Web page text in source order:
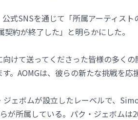
式SNSを通じて「所属アーティスト
約が終了した」と明らかにした。
けて送ってくださった皆様の多く
。AOMGは、彼らの新たな挑戦を応
ェボムが設立したレーベルで、
が所属している。パク・ジェボムは